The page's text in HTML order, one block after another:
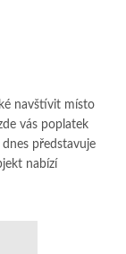
navštívit místo
vás poplatek
představuje
nabízí